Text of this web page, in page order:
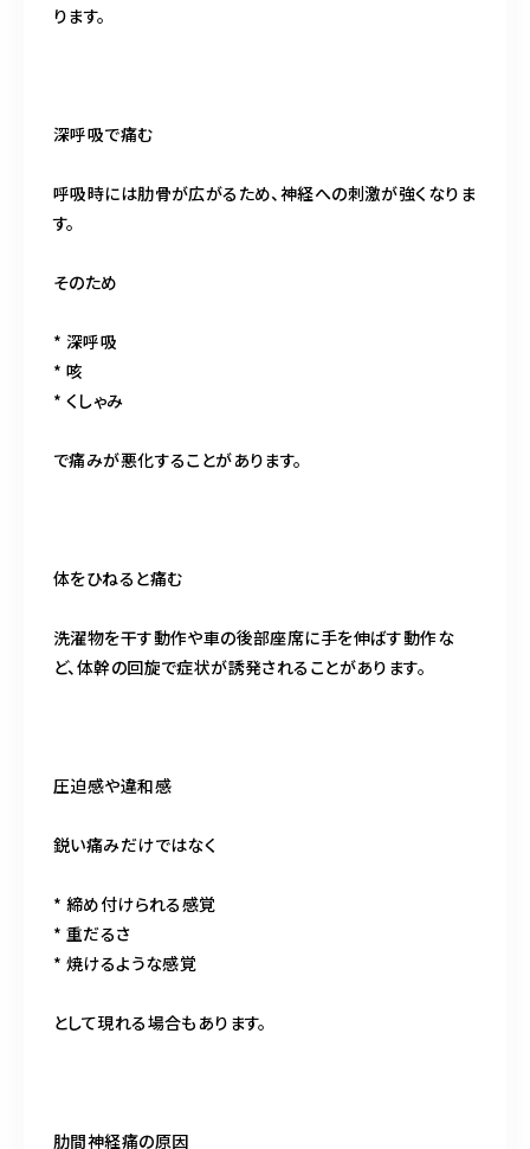
ります。
深呼吸で痛む
呼吸時には肋骨が広がるため、神経への刺激が強くなりま
す。
そのため
* 深呼吸
* 咳
* くしゃみ
で痛みが悪化することがあります。
体をひねると痛む
洗濯物を干す動作や車の後部座席に手を伸ばす動作な
ど、体幹の回旋で症状が誘発されることがあります。
圧迫感や違和感
鋭い痛みだけではなく
* 締め付けられる感覚
* 重だるさ
* 焼けるような感覚
として現れる場合もあります。
肋間神経痛の原因